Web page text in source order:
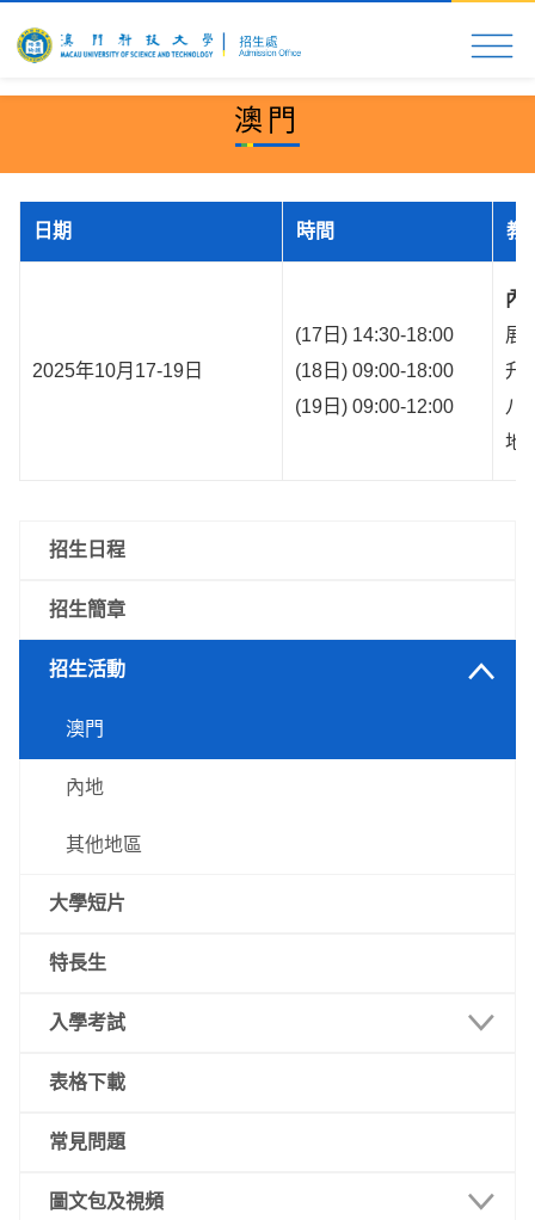
首頁 科大速覽 入學申請 更多資
澳門
日期 時間 教
2025年10月17-19日
(17日) 14:30-18:00
(18日) 09:00-18:00
(19日) 09:00-12:00
內
展
升
八
地
招生日程
招生簡章
招生活動
澳門
內地
其他地區
大學短片
特長生
入學考試
語言科及數學科
專業試
表格下載
常見問題
圖文包及視頻